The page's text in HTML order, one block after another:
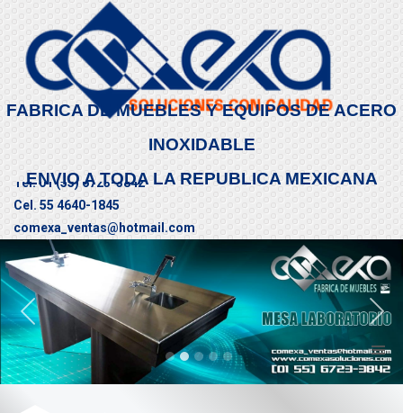
FABRICA DE MUEBLES Y EQUIPOS DE ACERO
INOXIDABLE
ENVIO A TODA LA REPUBLICA MEXICANA
Tel. 01 (55) 6723-3842
Cel. 55 4640-1845
comexa_ventas@hotmail.com
CONTÁCTENOS